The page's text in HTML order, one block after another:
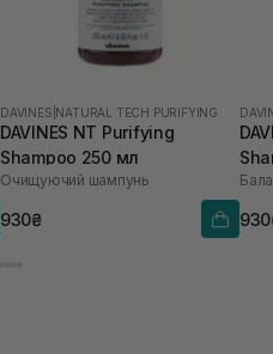
DAVINES NATURAL TECH PURIFYING
DAVINES NT Purifying
Shampoo 250 мл
Очищуючий шампунь
930₴